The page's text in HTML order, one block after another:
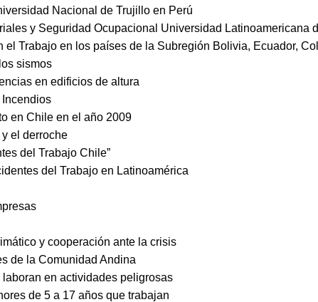
Nacional de Trujillo en Perú
y Seguridad Ocupacional Universidad Latinoamericana
Trabajo en los países de la Subregión Bolivia, Ecuador,
sismos
en edificios de altura
en Chile en el año 2009
el derroche
del Trabajo Chile”
del Trabajo en Latinoamérica
y cooperación ante la crisis
de la Comunidad Andina
en actividades peligrosas
de 5 a 17 años que trabajan